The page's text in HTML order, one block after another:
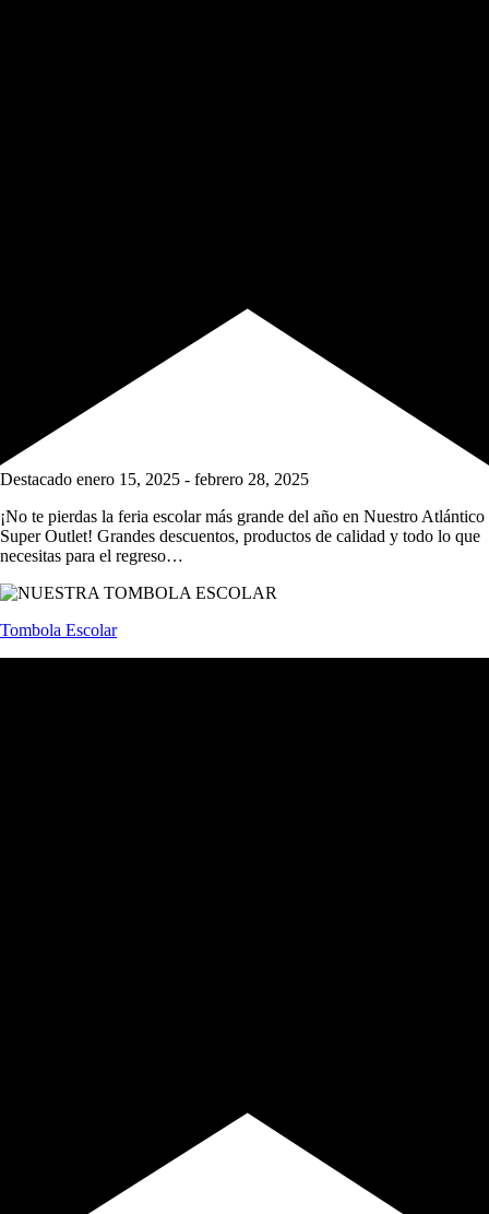
Destacado enero 15, 2025 - febrero 28, 2025
¡No te pierdas la feria escolar más grande del año en Nuestro Atlántico
Super Outlet! Grandes descuentos, productos de calidad y todo lo que
necesitas para el regreso…
Tombola Escolar